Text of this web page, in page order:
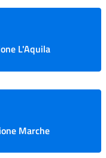
L'Aquila
Marche